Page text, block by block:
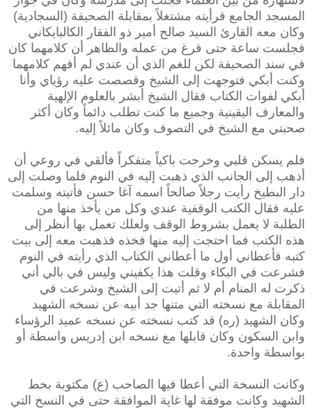
المسجد الجامع فرأيته مشتغلاً بمقابلة الصحيفة (السجادية)
وكان معه القارئ السيد صالح أمير ذو الفقار الكالبايكاني
فجلست ساعة حتى فرغ من عمله والظاهر أن كلامهما كان
في سند الصحيفة لكن للغم الذي أن عندي لم أفهم كلامهما
وكنت أبكي فتوجهت إلى الشيخ وقصصت عليه رؤياي وأنا
أبكي لفوات الكتاب فقال الشيخ أبشر بالعلوم الإلهية
والمعارف اليقينية وجميع ما كنت تطلب دائماً وكان أكثر
صحبتي مع الشيخ في التصوف وكان مائلاً إليه.
فلم يسكن قلبي وخرجت باكياً متفكراً فألقي في روعي أن
أذهب إلى الجانب الذي ذهبت إليه في النوم فلما وصلت إلى
دار البطيخ رأيت رجلاً صالحاً اسمه آغا حسن فأتيته وسلمت
عليه فقال الكتب الوقفية عندي وكل من يأخذ منها من
الطلبة لا يعمل بشروط الوقف ولعلك تعمل بها أنظر إلى
هذه الكتب فما احتجت إليه منها فخذه فذهبت معه إلى بيت
كتبه فأعطاني أول ما أعطاني الكتاب الذي رأيته في النوم
فشرعت في البكاء وقلت هذا يكفيني وليس في بالي أني
ذكرت له المنام أم لا ثم أتيت إلى الشيخ وشرعت في
المقابلة مع نسخته التي متنها جد أبيه عن نسخه الشهيد
وكان الشهيد (ره) قد كتب نسخته عن نسخه عميد الرؤساء
وابن السكون وكان قابلها مع نسخه ابن إدريس واسطة أو
بواسطة واحدة.
وكانت النسخة التي أعطا فيها الصاحب (ع) مكتوبة بخط
الشهيد وكانت موفقة لها غاية الموافقة حتى في النسخ التي